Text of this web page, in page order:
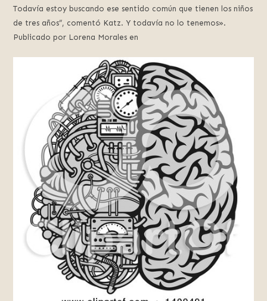
Todavía estoy buscando ese sentido común que tienen los niños
de tres años”, comentó Katz. Y todavía no lo tenemos».
Publicado por Lorena Morales en